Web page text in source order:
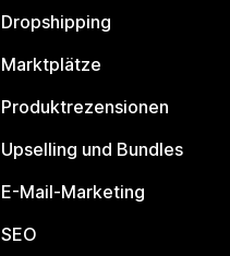
Dropshipping
Marktplätze
Produktrezensionen
Upselling und Bundles
E-Mail-Marketing
SEO